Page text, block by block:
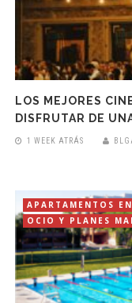
LOS MEJORES
DISFRUTAR DE
1 WEEK ATRÁS
APARTAMENTOS
OCIO Y PLANES